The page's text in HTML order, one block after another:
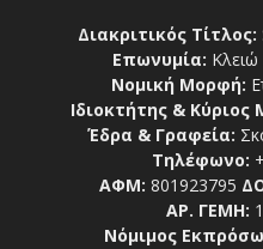
Διακριτικός Τίτλος:
Επωνυμία: Κλειώ
Νομική Μορφή:
Ιδιοκτήτης & Κύριος
Έδρα & Γραφεία:
Τηλέφωνο:
ΑΦΜ: 801923795
ΑΡ. ΓΕΜΗ:
Νόμιμος